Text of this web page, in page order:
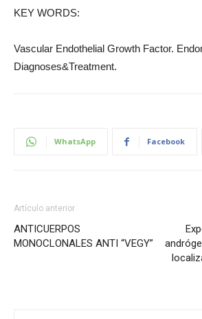
KEY WORDS:
Vascular Endothelial Growth Factor.
Diagnoses&Treatment.
WhatsApp Facebook
Artículo anterior
ANTICUERPOS
MONOCLONALES ANTI “VEGY”